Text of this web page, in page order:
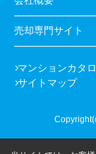
売却専門サイト
マンションカタ
サイトマップ